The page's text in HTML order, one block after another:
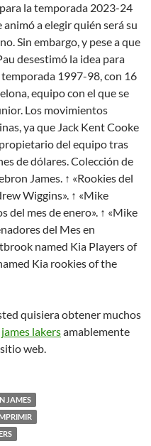
la temporada 2023-24
animó a elegir quién será su
Sin embargo, y pese a que
desestimó la idea para
1997-98, con 16
equipo con el que se
Los movimientos
ya que Jack Kent Cooke
del equipo tras
de dólares. Colección de
James. ↑ «Rookies del
Wiggins». ↑ «Mike
del mes de enero». ↑ «Mike
del Mes en
named Kia Players of
Kia rookies of the
quisiera obtener muchos
lakersamablemente
web.
JAMES